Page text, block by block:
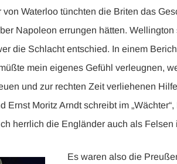
von Waterloo tünchten die Briten das
Napoleon errungen hätten.
die Schlacht entschied. In einem
mein eigenes Gefühl verleugnen,
und zur rechten Zeit verliehenen
Ernst Moritz Arndt schreibt im
herrlich die Engländer auch als
Es waren also die